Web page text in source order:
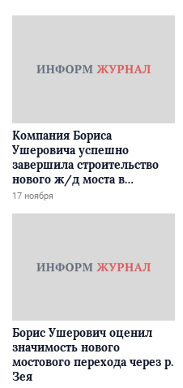
Компания Бориса
Ушеровича успешно
завершила строительство
нового ж/д моста в
Забайкалье
17 ноября
Борис Ушерович оценил
значимость нового
мостового перехода через р.
Зея